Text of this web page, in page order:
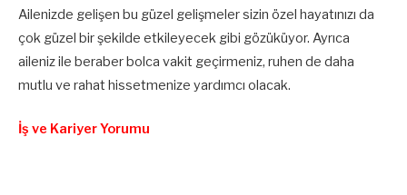
Ailenizde gelişen bu güzel gelişmeler sizin özel hayatınızı da
çok güzel bir şekilde etkileyecek gibi gözüküyor. Ayrıca
aileniz ile beraber bolca vakit geçirmeniz, ruhen de daha
mutlu ve rahat hissetmenize yardımcı olacak.
İş ve Kariyer Yorumu